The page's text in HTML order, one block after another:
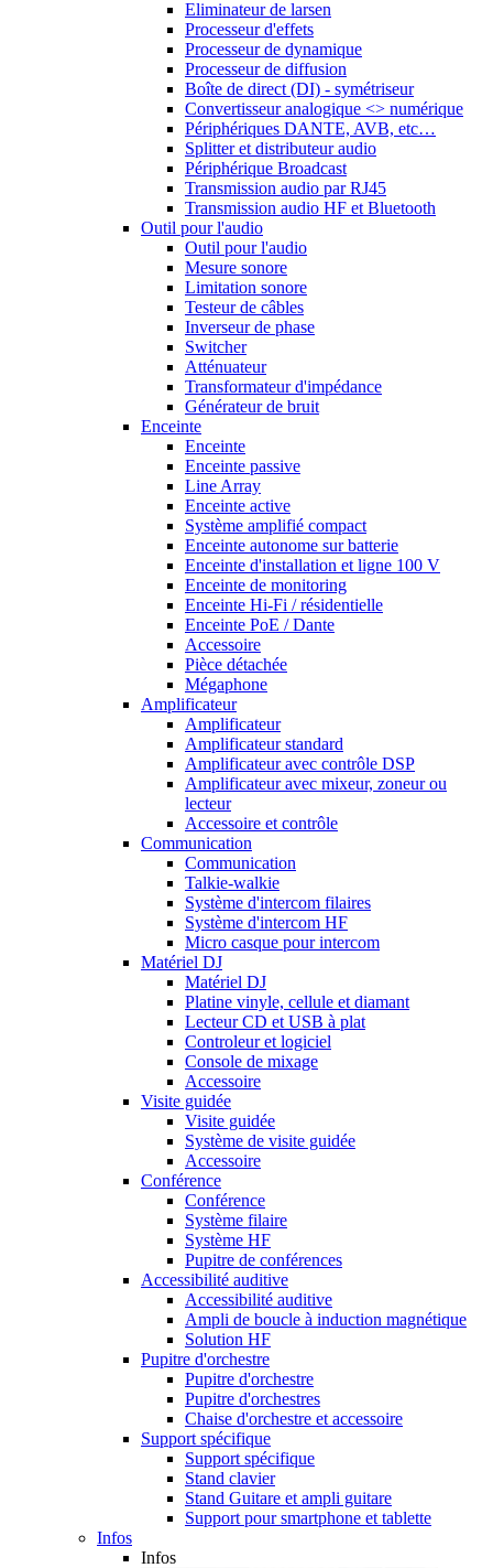
Eliminateur de larsen
Processeur d'effets
Processeur de dynamique
Processeur de diffusion
Boîte de direct (DI) - symétriseur
Convertisseur analogique <> numérique
Périphériques DANTE, AVB, etc…
Splitter et distributeur audio
Périphérique Broadcast
Transmission audio par RJ45
Transmission audio HF et Bluetooth
Outil pour l'audio
Outil pour l'audio
Mesure sonore
Limitation sonore
Testeur de câbles
Inverseur de phase
Switcher
Atténuateur
Transformateur d'impédance
Générateur de bruit
Enceinte
Enceinte
Enceinte passive
Line Array
Enceinte active
Système amplifié compact
Enceinte autonome sur batterie
Enceinte d'installation et ligne 100 V
Enceinte de monitoring
Enceinte Hi-Fi / résidentielle
Enceinte PoE / Dante
Accessoire
Pièce détachée
Mégaphone
Amplificateur
Amplificateur
Amplificateur standard
Amplificateur avec contrôle DSP
Amplificateur avec mixeur, zoneur ou
lecteur
Accessoire et contrôle
Communication
Communication
Talkie-walkie
Système d'intercom filaires
Système d'intercom HF
Micro casque pour intercom
Matériel DJ
Matériel DJ
Platine vinyle, cellule et diamant
Lecteur CD et USB à plat
Controleur et logiciel
Console de mixage
Accessoire
Visite guidée
Visite guidée
Système de visite guidée
Accessoire
Conférence
Conférence
Système filaire
Système HF
Pupitre de conférences
Accessibilité auditive
Accessibilité auditive
Ampli de boucle à induction magnétique
Solution HF
Pupitre d'orchestre
Pupitre d'orchestre
Pupitre d'orchestres
Chaise d'orchestre et accessoire
Support spécifique
Support spécifique
Stand clavier
Stand Guitare et ampli guitare
Support pour smartphone et tablette
Infos
Infos